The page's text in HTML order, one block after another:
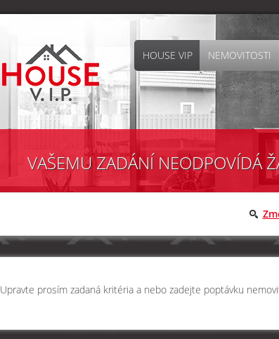
HOUSE VIP NEMOVITOSTI
VAŠEMU ZADÁNÍ NEODPOVÍDÁ
Upravte prosím zadaná kritéria a nebo zadejte poptávku